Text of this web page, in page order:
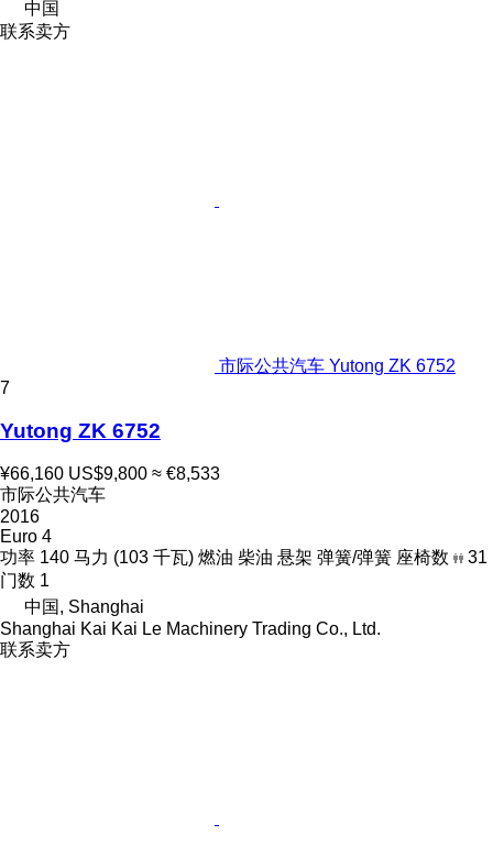
中国
联系卖方
市际公共汽车 Yutong ZK 6752
7
Yutong ZK 6752
¥66,160 US$9,800 ≈ €8,533
市际公共汽车
2016
Euro 4
功率 140 马力 (103 千瓦) 燃油 柴油 悬架 弹簧/弹簧 座椅数
31
门数 1
中国, Shanghai
Shanghai Kai Kai Le Machinery Trading Co., Ltd.
联系卖方